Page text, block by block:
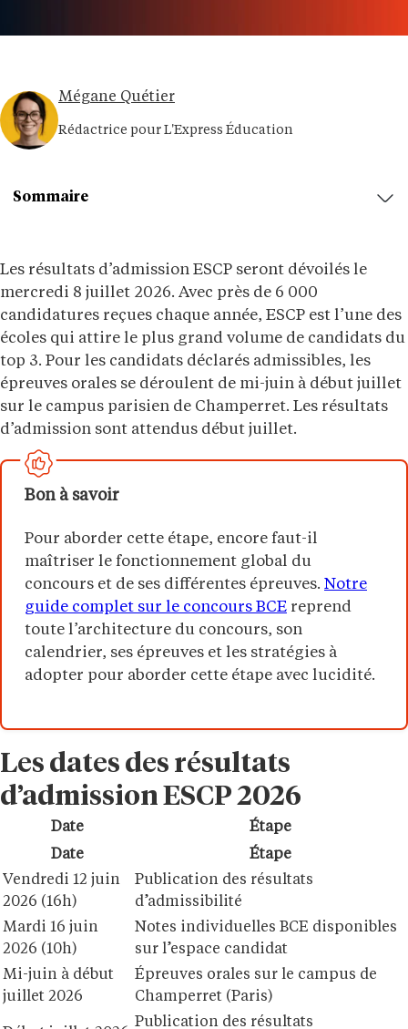
Mégane Quétier
Rédactrice pour L'Express Éducation
Les résultats d’admission ESCP seront dévoilés le
mercredi 8 juillet 2026. Avec près de 6 000
candidatures reçues chaque année, ESCP est l’une des
écoles qui attire le plus grand volume de candidats du
top 3. Pour les candidats déclarés admissibles, les
épreuves orales se déroulent de mi-juin à début juillet
sur le campus parisien de Champerret. Les résultats
d’admission sont attendus début juillet.
Bon à savoir
Pour aborder cette étape, encore faut-il
maîtriser le fonctionnement global du
concours et de ses différentes épreuves. Notre
guide complet sur le concours BCE reprend
toute l’architecture du concours, son
calendrier, ses épreuves et les stratégies à
adopter pour aborder cette étape avec lucidité.
Les dates des résultats
d’admission ESCP 2026
Date
Étape
Date
Étape
Vendredi 12 juin
2026 (16h)
Publication des résultats
d’admissibilité
Mardi 16 juin
2026 (10h)
Notes individuelles BCE disponibles
sur l’espace candidat
Mi-juin à début
juillet 2026
Épreuves orales sur le campus de
Champerret (Paris)
Publication des résultats
Sommaire